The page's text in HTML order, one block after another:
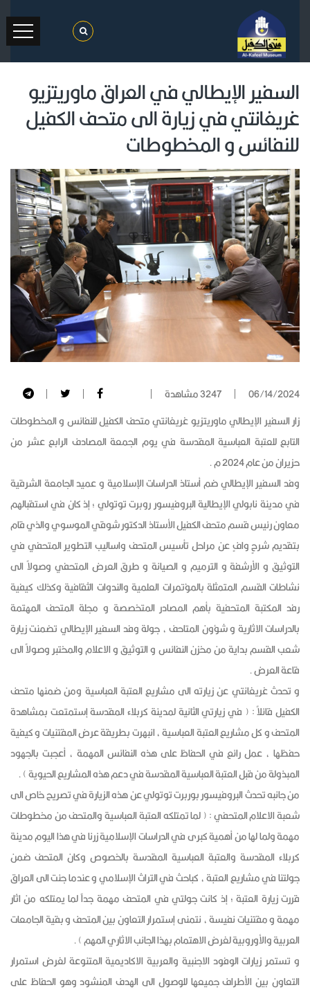
السفير الإيطالي في العراق ماوريتزيو
غريغانتي في زيارة الى متحف الكفيل
للنفائس و المخطوطات
06/14/2024
3247 مشاهدة
زار السفير الإيطالي ماوريتزيو غريغانتي متحف الكفيل للنفائس و المخطوطات
التابع للعتبة العباسية المقدسة في يوم الجمعة المصادف الرابع عشر من
حزيران من عام 2024 م .
وفد السفير الإيطالي ضم أستاذ الدراسات الإسلامية و عميد الجامعة الشرقية
في مدينة نابولي الإيطالية البروفيسور روبرت توتولي ؛ إذ كان في استقبالهم
معاون رئيس قسم متحف الكفيل الأستاذ الدكتور شوقي الموسوي والذي قام
بتقديم شرحٍ وافٍ عن مراحل تأسيس المتحف واساليب التطوير المتحفي في
التوثيق و الأرشفة و الترميم و الصيانة و طرق العرض المتحفي وصولاً الى
نشاطات القسم المتمثلة بالمؤتمرات العلمية والندوات الثقافية وكذلك كيفية
رفد المكتبة المتحفية بأهم المصادر المتخصصة و مجلة المتحف المهتمة
بالدراسات الاثارية و شؤون المتاحف ، جولة وفد السفير الإيطالي تضمنت زيارة
شعب القسم بداية من مخزن النفائس و التوثيق و الاعلام والمختبر وصولاً الى
قاعة العرض .
و تحدث غريغانتي عن زيارته الى مشاريع العتبة العباسية ومن ضمنها متحف
الكفيل قائلاً : ( في زيارتي الثانية لمدينة كربلاء المقدسة إستمتعت بمشاهدة
المتحف و كل مشاريع العتبة العباسية ، انبهرت بطريقة عرض المقتنيات و كيفية
حفظها ، عمل رائع في الحفاظ على هذه النفائس المهمة ، أعجبت بالجهود
المبذولة من قبل العتبة العباسية المقدسة في دعم هذه المشاريع الحيوية ) .
من جانبه تحدث البروفيسور بوربرت توتولي عن هذه الزيارة في تصريح خاص الى
شعبة الاعلام المتحفي : ( لما تمتلكه العتبة العباسية والمتحف من مخطوطات
مهمة ولما لها من أهمية كبرى في الدراسات الإسلامية زرنا في هذا اليوم مدينة
كربلاء المقدسة والعتبة العباسية المقدسة بالخصوص وكان المتحف ضمن
جولتنا في مشاريع العتبة ، كباحث في التراث الإسلامي و عندما جئت الى العراق
قررت زيارة العتبة ؛ إذ كانت جولتي في المتحف مهمة جداً لما يمتلكه من اثار
مهمة و مقتنيات نفيسة ، نتمنى إستمرار التعاون بين المتحف و بقية الجامعات
العربية والأوروبية لغرض الاهتمام بهذا الجانب الاثاري المهم ) .
و تستمر زيارات الوفود الاجنبية والعربية الاكاديمية المتنوعة لغرض استمرار
التعاون بين الأطراف جميعها للوصول الى الهدف المنشود وهو الحفاظ على